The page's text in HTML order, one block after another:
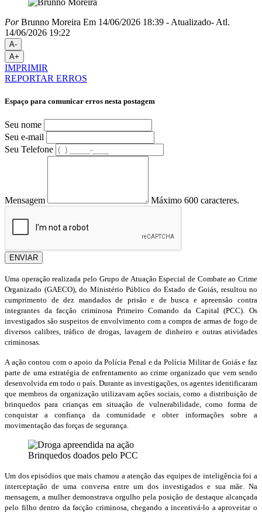
PorBrunno Moreira Em 14/06/2026 18:39 - Atualizado- Atl.
14/06/2026 19:22
A-
A+
IMPRIMIR
REPORTAR ERROS
Espaço para comunicar erros nesta postagem
Seu nome
Seu e-mail
Seu Telefone
Mensagem Máximo 600 caracteres.
ENVIAR
Uma operação realizada pelo Grupo de Atuação Especial de Combate ao Crime
Organizado (GAECO), do Ministério Público do Estado de Goiás, resultou no
cumprimento de dez mandados de prisão e de busca e apreensão contra
integrantes da facção criminosa Primeiro Comando da Capital (PCC). Os
investigados são suspeitos de envolvimento com a compra de armas de fogo de
diversos calibres, tráfico de drogas, lavagem de dinheiro e outras atividades
criminosas.
A ação contou com o apoio da Polícia Penal e da Polícia Militar de Goiás e faz
parte de uma estratégia de enfrentamento ao crime organizado que vem sendo
desenvolvida em todo o país. Durante as investigações, os agentes identificaram
que membros da organização utilizavam ações sociais, como a distribuição de
brinquedos para crianças em situação de vulnerabilidade, como forma de
conquistar a confiança da comunidade e obter informações sobre a
movimentação das forças de segurança.
Brinquedos doados pelo PCC
Um dos episódios que mais chamou a atenção das equipes de inteligência foi a
interceptação de uma conversa entre um dos investigados e sua mãe. Na
mensagem, a mulher demonstrava orgulho pela posição de destaque alcançada
pelo filho dentro da facção criminosa, chegando a incentivá-lo a aproveitar o